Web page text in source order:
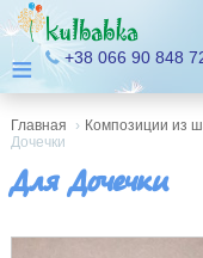
≡ +38 066 90 848
Главная › Композиции из
Дочечки
Для Дочечки